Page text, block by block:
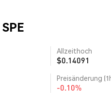
Allzeithoch
$0.14091
Preisänderung
-0.10%